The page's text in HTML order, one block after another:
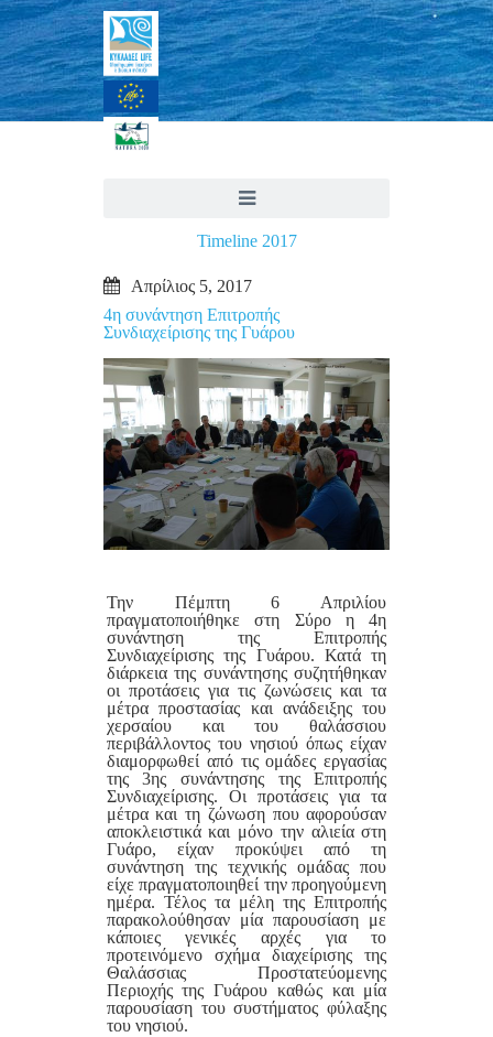
Timeline 2017
Απρίλιος 5, 2017
4η συνάντηση Επιτροπής
Συνδιαχείρισης της Γυάρου
Την Πέμπτη 6 Απριλίου
πραγματοποιήθηκε στη Σύρο η 4η
συνάντηση της Επιτροπής
Συνδιαχείρισης της Γυάρου. Κατά τη
διάρκεια της συνάντησης συζητήθηκαν
οι προτάσεις για τις ζωνώσεις και τα
μέτρα προστασίας και ανάδειξης του
χερσαίου και του θαλάσσιου
περιβάλλοντος του νησιού όπως είχαν
διαμορφωθεί από τις ομάδες εργασίας
της 3ης συνάντησης της Επιτροπής
Συνδιαχείρισης. Οι προτάσεις για τα
μέτρα και τη ζώνωση που αφορούσαν
αποκλειστικά και μόνο την αλιεία στη
Γυάρο, είχαν προκύψει από τη
συνάντηση της τεχνικής ομάδας που
είχε πραγματοποιηθεί την προηγούμενη
ημέρα. Τέλος τα μέλη της Επιτροπής
παρακολούθησαν μία παρουσίαση με
κάποιες γενικές αρχές για το
προτεινόμενο σχήμα διαχείρισης της
Θαλάσσιας Προστατεύομενης
Περιοχής της Γυάρου καθώς και μία
παρουσίαση του συστήματος φύλαξης
του νησιού.